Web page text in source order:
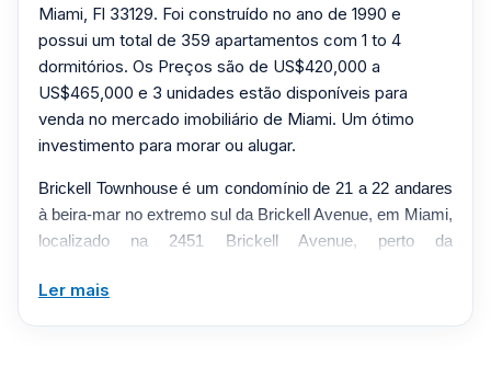
Miami, Fl 33129. Foi construído no ano de 1990 e
possui um total de 359 apartamentos com 1 to 4
dormitórios. Os Preços são de US$420,000 a
US$465,000 e 3 unidades estão disponíveis para
venda no mercado imobiliário de Miami. Um ótimo
investimento para morar ou alugar.
Brickell Townhouse é um condomínio de 21 a 22 andares
à beira-mar no extremo sul da Brickell Avenue, em Miami,
localizado na 2451 Brickell Avenue, perto da
Associates e concluído em 1963, era originalmente um
Ler mais